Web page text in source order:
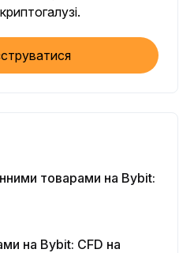
товарами на Bybit:
на Bybit: CFD на